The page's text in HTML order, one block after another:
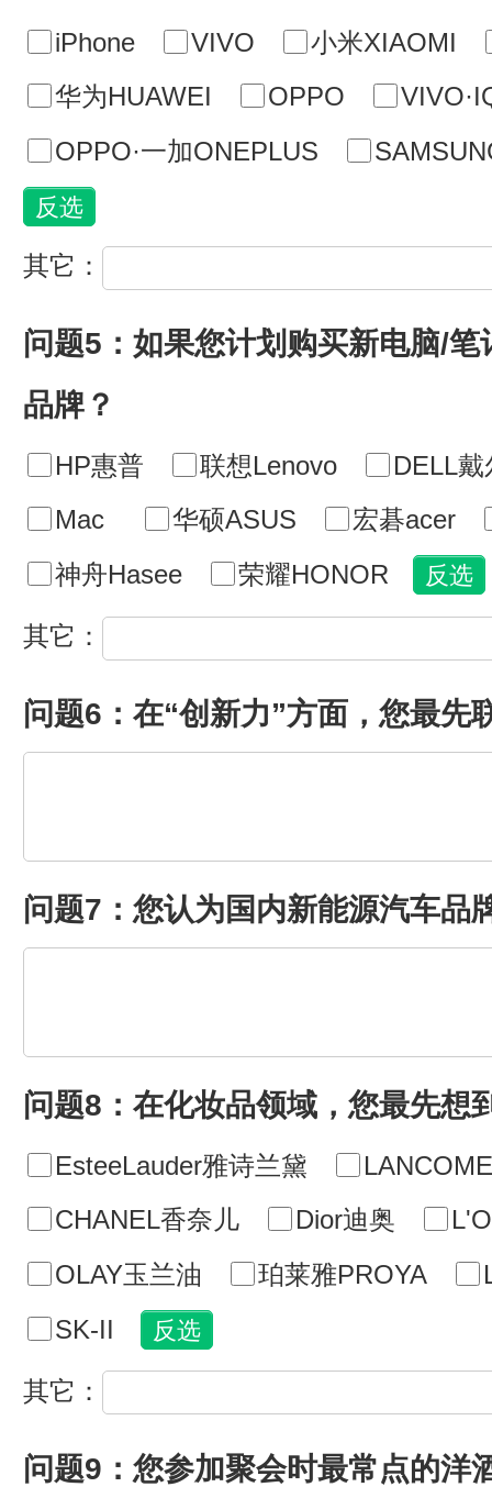
iPhone VIVO
小米XIAOMI
华为HUAWEI
OPPO
OPPO·一加ONEPLUS
其它：
问题5：如果您计划购买新电脑/
品牌？
HP惠普 联想Lenovo
DELL戴
Mac
华硕ASUS
宏碁acer
神舟Hasee
荣耀HONOR
其它：
问题6：在“创新力”方面，您最先
问题7：您认为国内新能源汽车品
问题8：在化妆品领域，您最先想
EsteeLauder雅诗兰黛
CHANEL香奈儿
Dior迪奥
OLAY玉兰油
珀莱雅PROYA
SK-II
其它：
问题9：您参加聚会时最常点的洋